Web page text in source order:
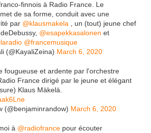
finnois à Radio France. Le
de sa forme, conduit avec une
par @klausmakela , un (tout) jeune chef
@esapekkasalonen et
@francemusique
(@KayaliZeina) March 6, 2020
fougueuse et ardente par l'orchestre
France dirigé par le jeune et élégant
Klaus Mäkelä.
(@benjaminrandow) March 6, 2020
à @radiofrance pour écouter